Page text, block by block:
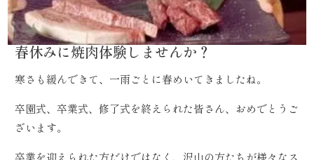
春休みに焼肉体験しませんか？
寒さも緩んできて、一雨ごとに春めいてきましたね。
卒園式、卒業式、修了式を終えられた皆さん、おめでとうご
ざいます。
卒業を迎えられた方だけではなく、沢山の方たちが様々なス